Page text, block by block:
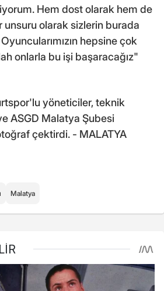
Hem dost olarak hem de
unsuru olarak sizlerin burada
hepsine çok
onlarla bu işi başaracağız"
yöneticiler, teknik
ASGD Malatya Şubesi
çektirdi. - MALATYA
Malatya